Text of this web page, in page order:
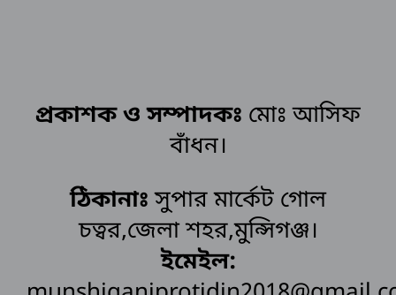
প্রকাশক ও সম্পাদকঃ মোঃ আসিফ
বাঁধন।
ঠিকানাঃ সুপার মার্কেট গোল
চত্বর,জেলা শহর,মুন্সিগঞ্জ।
ইমেইল: